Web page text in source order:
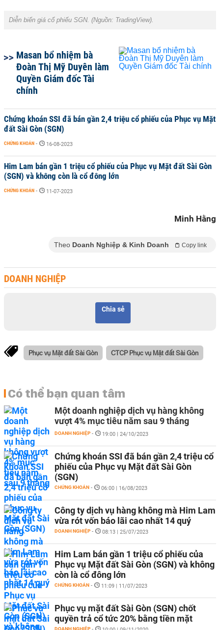
Diễn biến giá cổ phiếu SGN. (Nguồn: TradingView).
Masan bổ nhiệm bà
Đoàn Thị Mỹ Duyên làm
Quyền Giám đốc Tài
chính
Chứng khoán SSI đã bán gần 2,4 triệu cổ phiếu của Phục vụ Mặt
đất Sài Gòn (SGN)
CHỨNG KHOÁN - 16-08-2023
Him Lam bán gần 1 triệu cổ phiếu của Phục vụ Mặt đất Sài Gòn
(SGN) và không còn là cổ đông lớn
CHỨNG KHOÁN - 11-07-2023
Minh Hằng
Theo Doanh Nghiệp & Kinh Doanh Copy link
DOANH NGHIỆP
Chia sẻ
Phục vụ Mặt đất Sài Gòn CTCP Phục vụ Mặt đất Sài Gòn
Có thể bạn quan tâm
Một doanh nghiệp dịch vụ hàng không
vượt 4% mục tiêu năm sau 9 tháng
DOANH NGHIỆP - 19:00 | 24/10/2023
Chứng khoán SSI đã bán gần 2,4 triệu cổ
phiếu của Phục vụ Mặt đất Sài Gòn
(SGN)
CHỨNG KHOÁN - 06:00 | 16/08/2023
Công ty dịch vụ hàng không mà Him Lam
vừa rót vốn báo lãi cao nhất 14 quý
DOANH NGHIỆP - 08:13 | 25/07/2023
Him Lam bán gần 1 triệu cổ phiếu của
Phục vụ Mặt đất Sài Gòn (SGN) và không
còn là cổ đông lớn
CHỨNG KHOÁN - 11:09 | 11/07/2023
Phục vụ mặt đất Sài Gòn (SGN) chốt
quyền trả cổ tức 20% bằng tiền mặt
DOANH NGHIỆP